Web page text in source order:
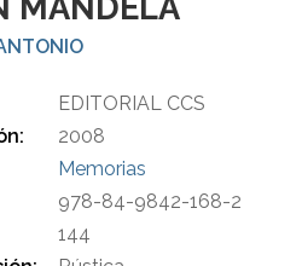
EDITORIAL CCS
2008
Memorias
978-84-9842-168-2
144